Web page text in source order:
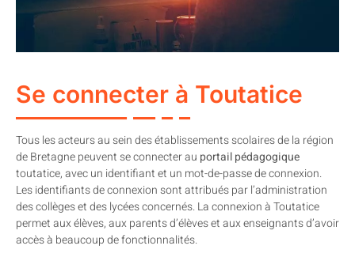
Se connecter à Toutatice
Tous les acteurs au sein des établissements scolaires de la région
de Bretagne peuvent se connecter au portail pédagogique
toutatice, avec un identifiant et un mot-de-passe de connexion.
Les identifiants de connexion sont attribués par l’administration
des collèges et des lycées concernés. La connexion à Toutatice
permet aux élèves, aux parents d’élèves et aux enseignants d’avoir
accès à beaucoup de fonctionnalités.